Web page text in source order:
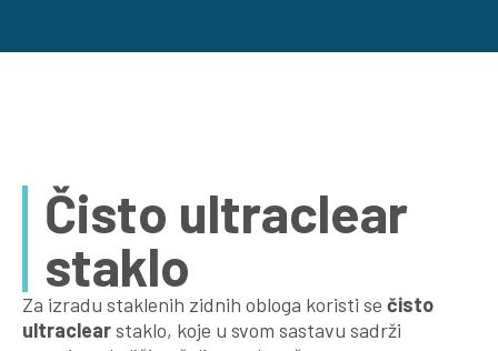
Čisto ultraclear
staklo
Za izradu staklenih zidnih obloga koristi se čisto
ultraclearstaklo, koje u svom sastavu sadrži